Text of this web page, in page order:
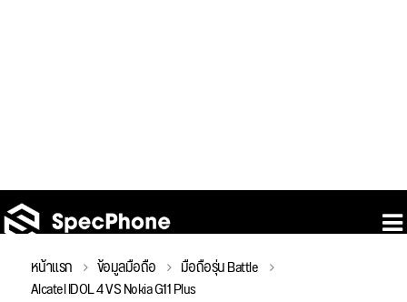
หน้าแรก ข้อมูลมือถือ มือถือรุ่น Battle
Alcatel IDOL 4 VS Nokia G11 Plus